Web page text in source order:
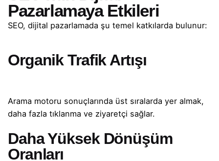
Pazarlamaya Etkileri
SEO, dijital pazarlamada şu temel katkılarda bulunur:
Organik Trafik Artışı
Arama motoru sonuçlarında üst sıralarda yer almak,
daha fazla tıklanma ve ziyaretçi sağlar.
Daha Yüksek Dönüşüm
Oranları